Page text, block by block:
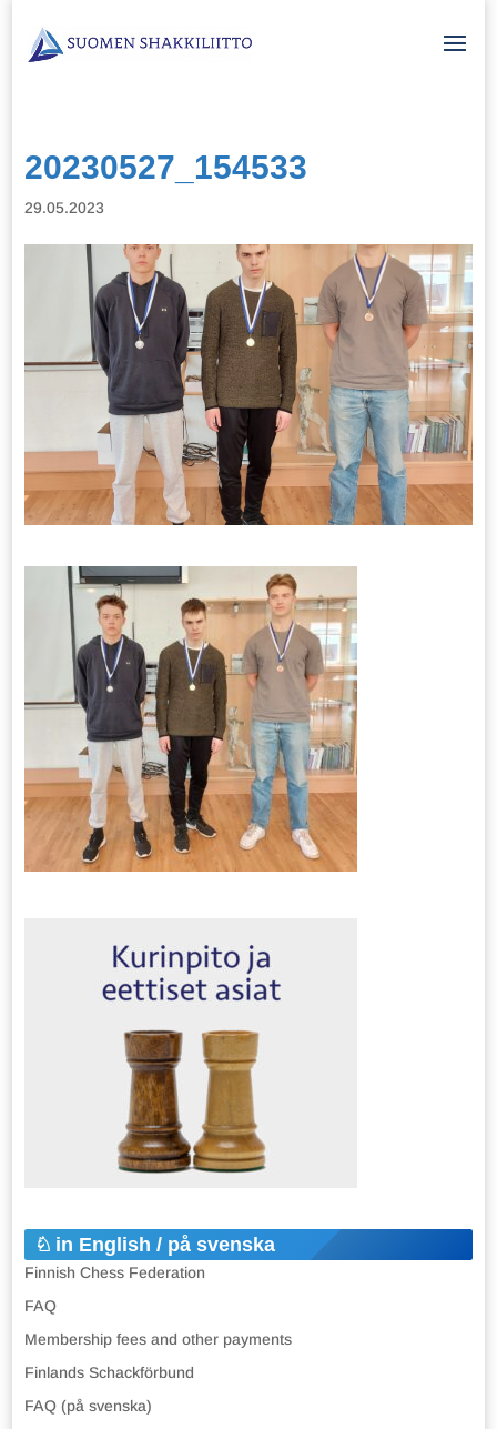
20230527_154533
29.05.2023
in English / på svenska
Finnish Chess Federation
FAQ
Membership fees and other payments
Finlands Schackförbund
FAQ (på svenska)